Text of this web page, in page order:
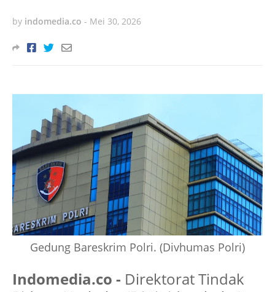
by indomedia.co - Mei 30, 2026
Gedung Bareskrim Polri. (Divhumas Polri)
Indomedia.co - Direktorat Tindak